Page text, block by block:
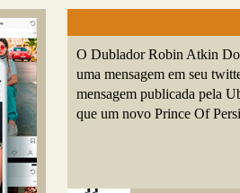
O Dublador Robin Atkin
uma mensagem em seu
mensagem publicada pela
que um novo Prince Of